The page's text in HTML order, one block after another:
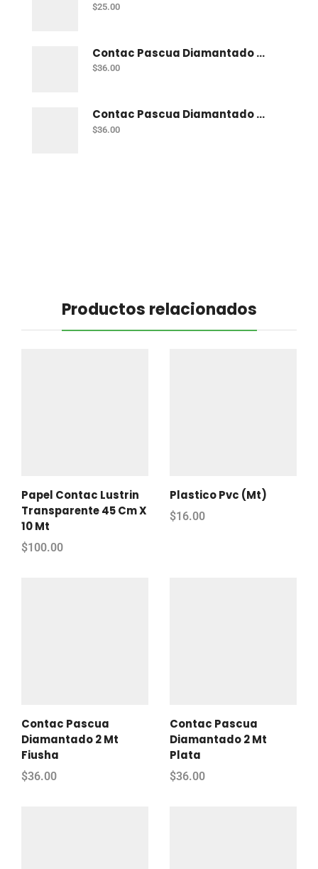
$25.00
Contac Pascua Diamantado 2 Mt Fiusha
$36.00
Contac Pascua Diamantado 2 Mt Dorado
$36.00
Productos relacionados
Papel Contac Lustrin
Transparente 45 Cm X
10 Mt
$100.00
Plastico Pvc (Mt)
$16.00
Contac Pascua
Diamantado 2 Mt
Fiusha
$36.00
Contac Pascua
Diamantado 2 Mt
Plata
$36.00